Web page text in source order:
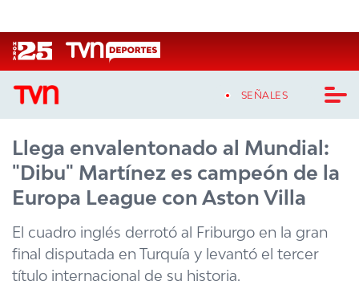
SEÑALES
CASTING MASTERCHEF CHILE
CASTING TVN VERTICAL
TVN VERTICAL
TVN PLAY
Llega envalentonado al Mundial:
"Dibu" Martínez es campeón de la
Europa League con Aston Villa
El cuadro inglés derrotó al Friburgo en la gran
final disputada en Turquía y levantó el tercer
título internacional de su historia.